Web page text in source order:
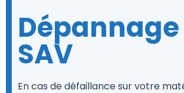
SAV
En cas de défaillance sur votre